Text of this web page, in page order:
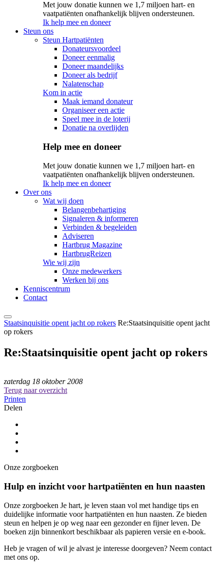
Met jouw donatie kunnen we 1,7 miljoen hart- en
vaatpatiënten onafhankelijk blijven ondersteunen.
Ik help mee en doneer
Steun ons
Steun Hartpatiënten
Donateursvoordeel
Doneer eenmalig
Doneer maandelijks
Doneer als bedrijf
Nalatenschap
Kom in actie
Maak iemand donateur
Organiseer een actie
Speel mee in de loterij
Donatie na overlijden
Help mee en doneer
Met jouw donatie kunnen we 1,7 miljoen hart- en
vaatpatiënten onafhankelijk blijven ondersteunen.
Ik help mee en doneer
Over ons
Wat wij doen
Belangenbehartiging
Signaleren & informeren
Verbinden & begeleiden
Adviseren
Hartbrug Magazine
HartbrugReizen
Wie wij zijn
Onze medewerkers
Werken bij ons
Kenniscentrum
Contact
Staatsinquisitie opent jacht op rokers Re:Staatsinquisitie opent jacht
op rokers
Re:Staatsinquisitie opent jacht op rokers
zaterdag 18 oktober 2008
Terug naar overzicht
Printen
Delen
Onze zorgboeken
Hulp en inzicht voor hartpatiënten en hun naasten
Onze zorgboeken Je hart, je leven staan vol met handige tips en
duidelijke informatie voor hartpatiënten en hun naasten. Ze bieden
steun en helpen je op weg naar een gezonder en fijner leven. De
boeken zijn binnenkort beschikbaar als papieren versie en e-book.
Heb je vragen of wil je alvast je interesse doorgeven? Neem contact
met ons op.